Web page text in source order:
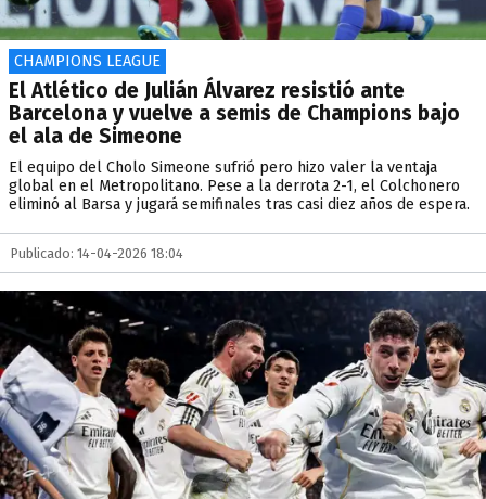
CHAMPIONS LEAGUE
El Atlético de Julián Álvarez resistió ante
Barcelona y vuelve a semis de Champions bajo
el ala de Simeone
El equipo del Cholo Simeone sufrió pero hizo valer la ventaja
global en el Metropolitano. Pese a la derrota 2-1, el Colchonero
eliminó al Barsa y jugará semifinales tras casi diez años de espera.
Publicado: 14-04-2026 18:04